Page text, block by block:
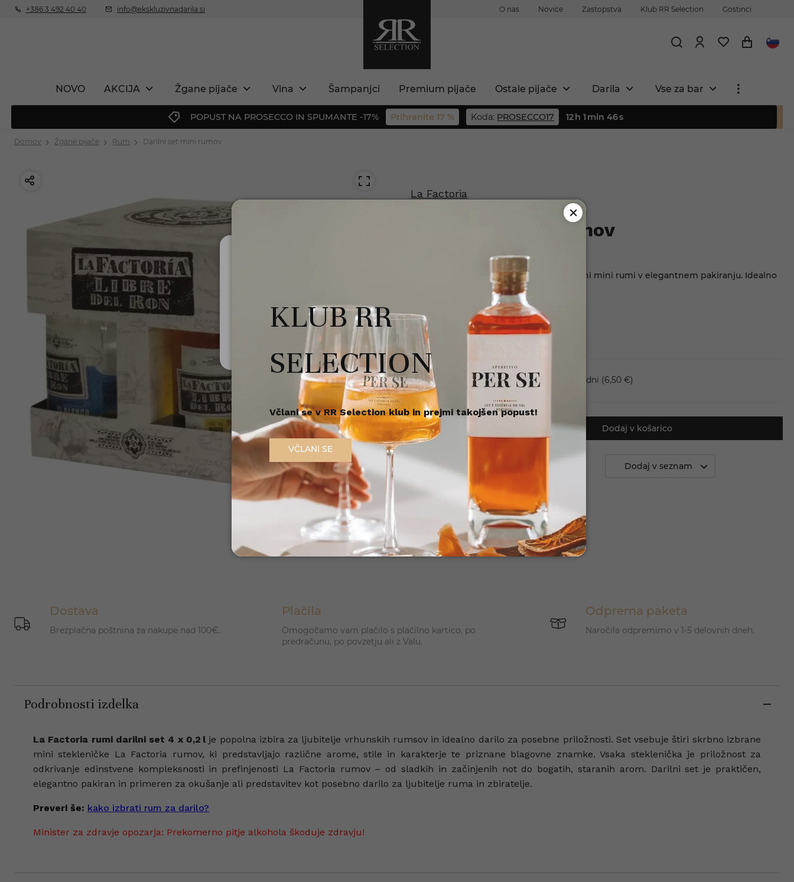
+386 3 492 40 40 info@ekskluzivnadarila.si O nas Novice Zastopstva Klub RR Selection Gostinci
NOVO AKCIJA Žgane pijače Vina Šampanjci Premium pijače Ostale pijače Darila Vse za bar
POPUST NA PROSECCO IN SPUMANTE -17% Prihranite 17 % Koda: PROSECCO17 12h 1 min 45s
Domov Žgane pijače Rum Darilni set mini rumov
La Factoria
Darilni set mini rumov
Vsebina: 4 x 0,20l, alkohol: 40%. Ekskluzivni mini rumi v elegantnem pakiranju. Idealno
darilo za ljubitelje ruma in zbiratelje.
Redna cena
43, €/kos
Na zalogi še 4 Dostava en dan - 5 dni (6,50 €)
Dodaj v košarico
Priljubljeno V primerjavo Dodaj v seznam
Dostava
Brezplačna poštnina za nakupe nad 100€.
Plačila
Omogočamo vam plačilo s plačilno kartico, po
predračunu, po povzetju ali z Valu.
Odprema paketa
Naročila odpremimo v 1-5 delovnih dneh.
Podrobnosti izdelka
La Factoria rumi darilni set 4 x 0,2 lje popolna izbira za ljubitelje vrhunskih rumsov in idealno darilo za posebne priložnosti. Set vsebuje štiri skrbno izbrane
mini stekleničke La Factoria rumov, ki predstavljajo različne arome, stile in karakterje te priznane blagovne znamke. Vsaka steklenička je priložnost za
odkrivanje edinstvene kompleksnosti in prefinjenosti La Factoria rumov – od sladkih in začinjenih not do bogatih, staranih arom. Darilni set je praktičen,
elegantno pakiran in primeren za okušanje ali predstavitev kot posebno darilo za ljubitelje ruma in zbiratelje.
Preveri še: kako izbrati rum za darilo?
Minister za zdravje opozarja: Prekomerno pitje alkohola škoduje zdravju!
Minister za zdravje opozarja: Prekomerno pitje alkohola škoduje zdravju!.
Nisem polnoleten Sem polnoleten (18+)
KLUB RR
SELECTION
Včlani se v RR Selection klub in prejmi takojšen popust!
VČLANI SE